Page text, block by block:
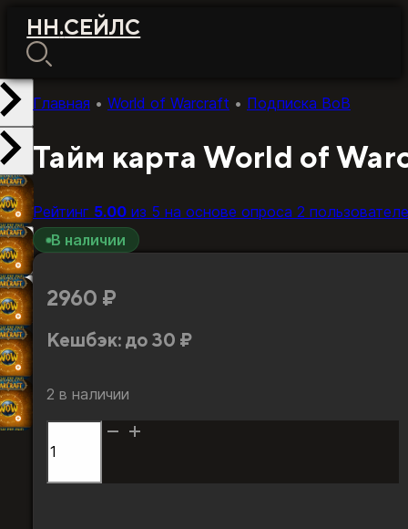
НН.СЕЙЛС
Главная • World of Warcraft • Подписка ВоВ
Тайм карта World of
Рейтинг 5.00 из 5 на основе опроса 2
В наличии
2960 ₽
Кешбэк: до 30 ₽
2 в наличии
Количество
товара